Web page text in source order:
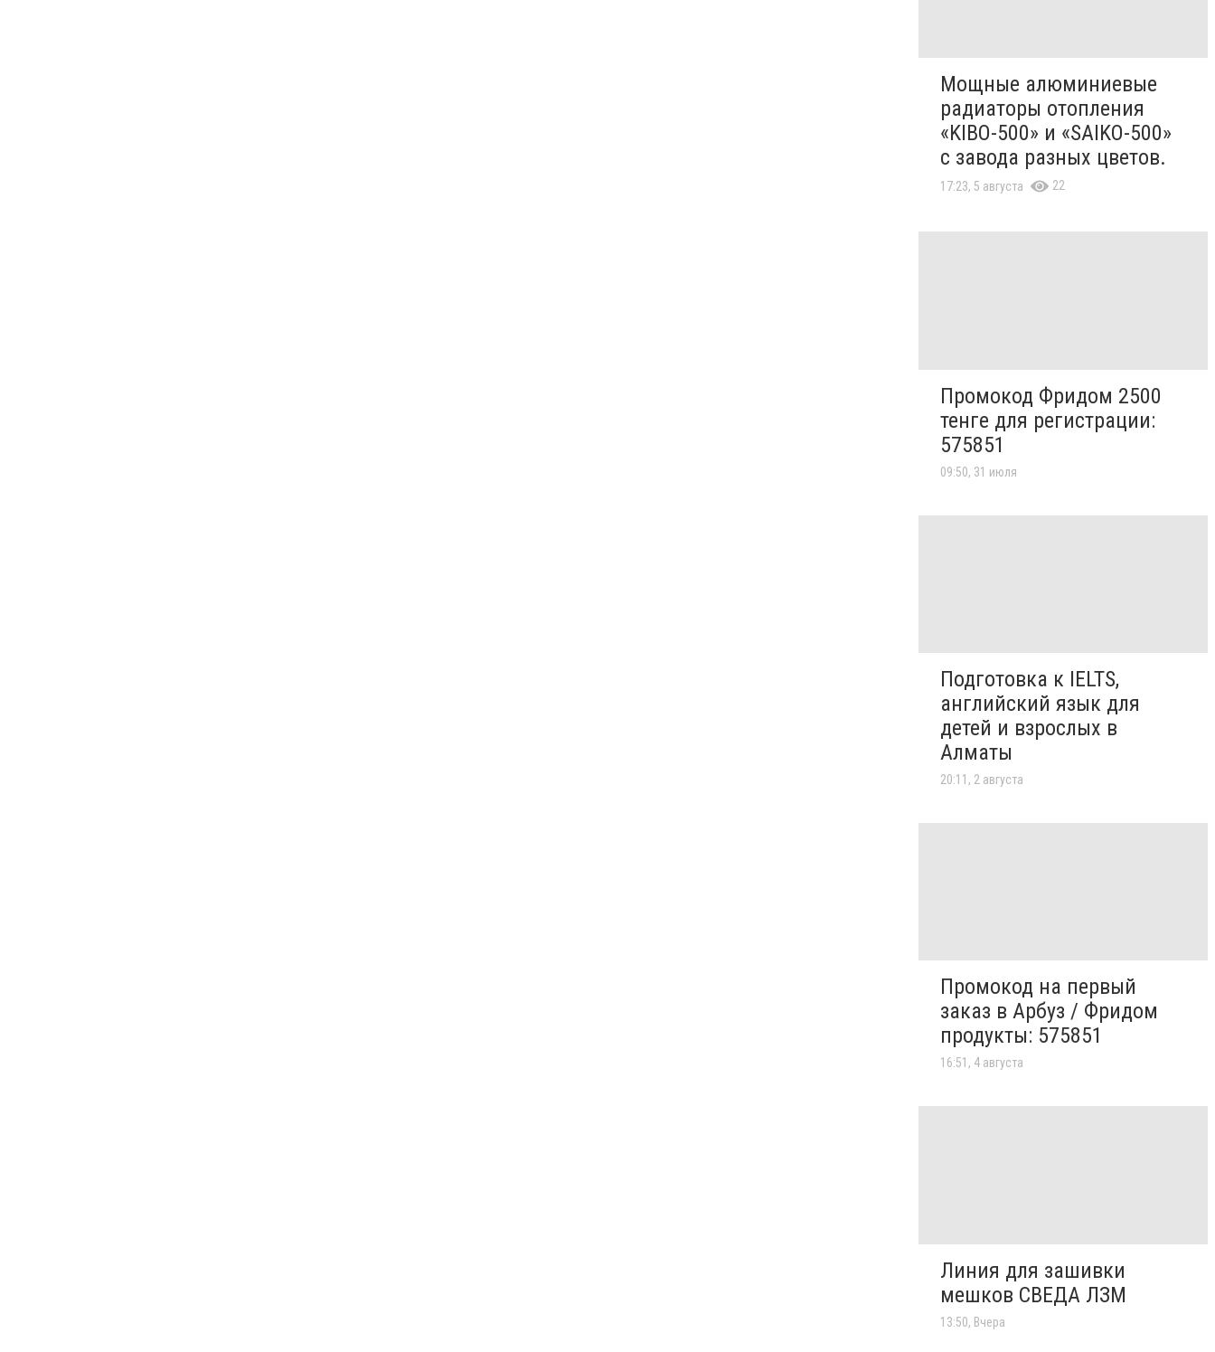
Мощные алюминиевые
радиаторы отопления
«KIBO-500» и «SAIKO-500»
с завода разных цветов.
17:23, 5 августа 22
Промокод Фридом 2500
тенге для регистрации:
575851
09:50, 31 июля
Подготовка к IELTS,
английский язык для
детей и взрослых в
Алматы
20:11, 2 августа
Промокод на первый
заказ в Арбуз / Фридом
продукты: 575851
16:51, 4 августа
Линия для зашивки
мешков СВЕДА ЛЗМ
13:50, Вчера